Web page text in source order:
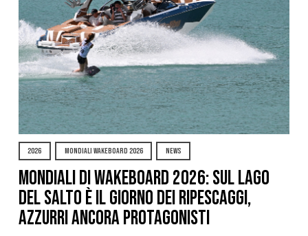
2026 MONDIALI WAKEBOARD 2026 NEWS
Mondiali di Wakeboard 2026: sul Lago
del Salto è il giorno dei ripescaggi,
azzurri ancora protagonisti